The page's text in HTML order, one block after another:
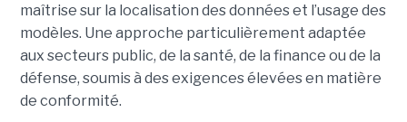
maîtrise sur la localisation des données et l’usage des
modèles. Une approche particulièrement adaptée
aux secteurs public, de la santé, de la finance ou de la
défense, soumis à des exigences élevées en matière
de conformité.